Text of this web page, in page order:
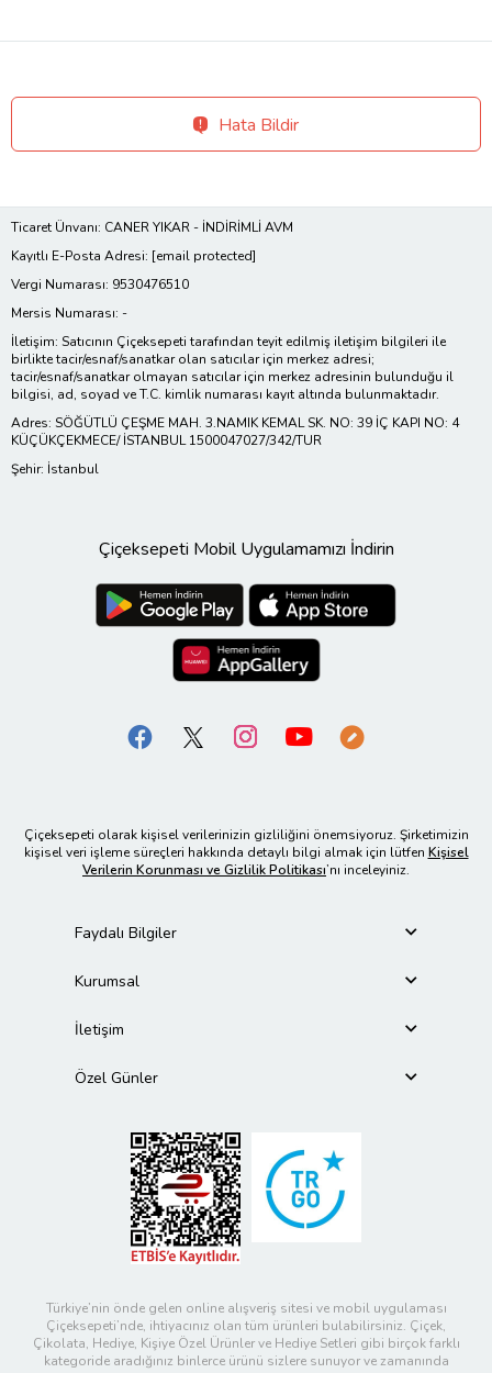
Hata Bildir
Ticaret Ünvanı: CANER YIKAR - İNDİRİMLİ AVM
Kayıtlı E-Posta Adresi: [email protected]
Vergi Numarası: 9530476510
Mersis Numarası: -
İletişim: Satıcının Çiçeksepeti tarafından teyit edilmiş iletişim bilgileri ile
birlikte tacir/esnaf/sanatkar olan satıcılar için merkez adresi;
tacir/esnaf/sanatkar olmayan satıcılar için merkez adresinin bulunduğu il
bilgisi, ad, soyad ve T.C. kimlik numarası kayıt altında bulunmaktadır.
Adres: SÖĞÜTLÜ ÇEŞME MAH. 3.NAMIK KEMAL SK. NO: 39 İÇ KAPI NO: 4
KÜÇÜKÇEKMECE/ İSTANBUL 1500047027/342/TUR
Şehir: İstanbul
Çiçeksepeti Mobil Uygulamamızı İndirin
Çiçeksepeti olarak kişisel verilerinizin gizliliğini önemsiyoruz. Şirketimizin
kişisel veri işleme süreçleri hakkında detaylı bilgi almak için lütfen Kişisel
Verilerin Korunması ve Gizlilik Politikası’nı inceleyiniz.
Faydalı Bilgiler
Kurumsal
İletişim
Özel Günler
Türkiye’nin önde gelen online alışveriş sitesi ve mobil uygulaması
Çiçeksepeti’nde, ihtiyacınız olan tüm ürünleri bulabilirsiniz. Çiçek,
Çikolata, Hediye, Kişiye Özel Ürünler ve Hediye Setleri gibi birçok farklı
kategoride aradığınız binlerce ürünü sizlere sunuyor ve zamanında